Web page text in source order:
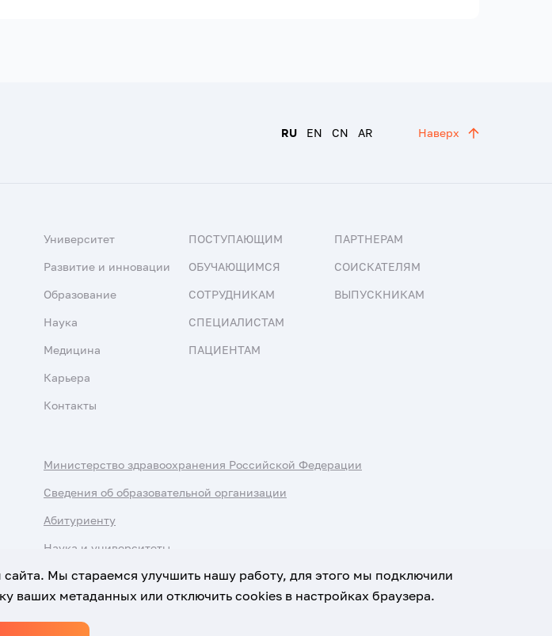
RU EN CN AR Наверх
Университет
Развитие и инновации
Образование
Наука
Медицина
Карьера
Контакты
ПОСТУПАЮЩИМ
ОБУЧАЮЩИМСЯ
СОТРУДНИКАМ
СПЕЦИАЛИСТАМ
ПАЦИЕНТАМ
ПАРТНЕРАМ
СОИСКАТЕЛЯМ
ВЫПУСКНИКАМ
Министерство здравоохранения Российской Федерации
Сведения об образовательной организации
Абитуриенту
Наука и университеты
Мы стараемся улучшить нашу работу, для этого мы подключили
ваших метаданных или отключить cookies в настройках браузера.